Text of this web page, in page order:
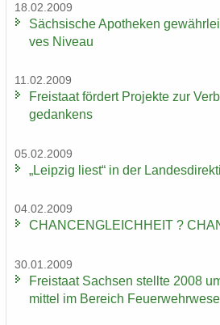
18.02.2009
Säch­si­sche Apo­the­ken
ves Ni­veau
11.02.2009
Frei­staat för­dert Pro­jek­te zur
ge­dan­kens
05.02.2009
„Leip­zig liest“ in der
04.02.2009
CHAN­CEN­GLEICH­HEIT ?
30.01.2009
Frei­staat Sach­sen stell­te 2008
mit­tel im Be­reich